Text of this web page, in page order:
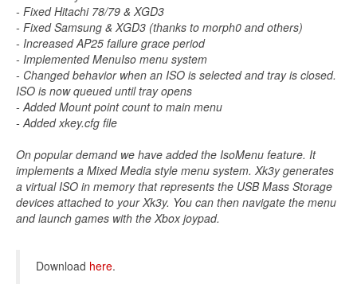
- Fixed Hitachi 78/79 & XGD3
- Fixed Samsung & XGD3 (thanks to morph0 and others)
- Increased AP25 failure grace period
- Implemented MenuIso menu system
- Changed behavior when an ISO is selected and tray is closed.
ISO is now queued until tray opens
- Added Mount point count to main menu
- Added xkey.cfg file
On popular demand we have added the IsoMenu feature. It
implements a Mixed Media style menu system. Xk3y generates
a virtual ISO in memory that represents the USB Mass Storage
devices attached to your Xk3y. You can then navigate the menu
and launch games with the Xbox joypad.
Download here.